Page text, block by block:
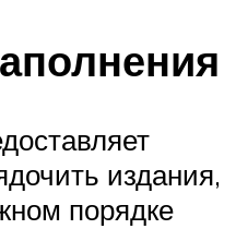
издания,
порядке